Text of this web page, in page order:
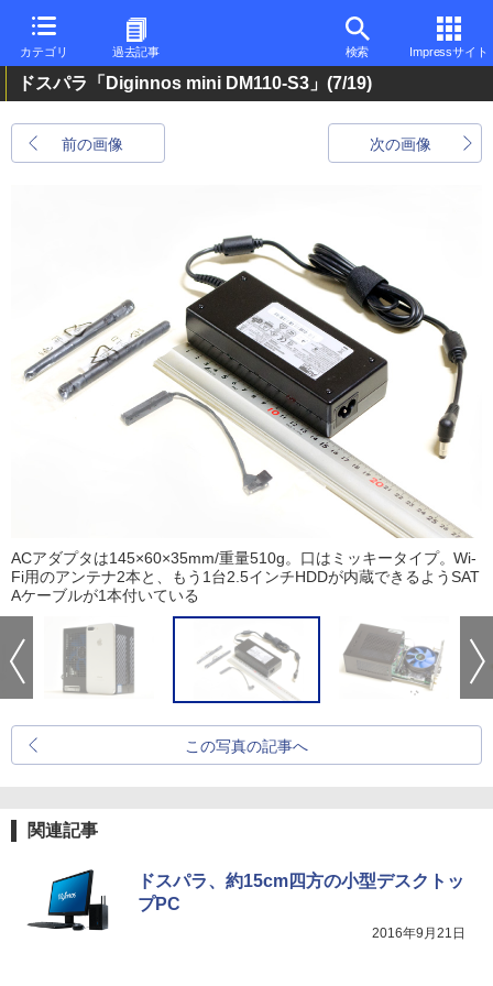
カテゴリ 過去記事 検索 Impressサイト
ドスパラ「Diginnos mini DM110-S3」 (7/19)
前の画像 次の画像
ACアダプタは145×60×35mm/重量510g。口はミッキータイプ。Wi-
Fi用のアンテナ2本と、もう1台2.5インチHDDが内蔵できるようSAT
Aケーブルが1本付いている
この写真の記事へ
関連記事
ドスパラ、約15cm四方の小型デスクトッ
プPC
2016年9月21日